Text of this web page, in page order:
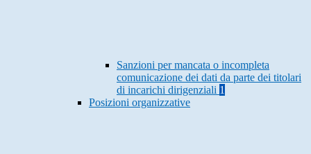
Sanzioni per mancata o incompleta
comunicazione dei dati da parte dei titolari
di incarichi dirigenziali 1
Posizioni organizzative